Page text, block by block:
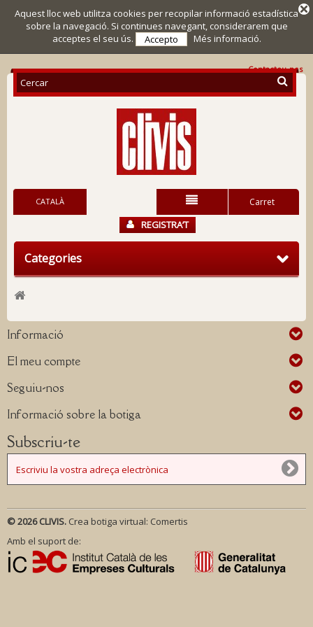
Contacteu-nos
Carret
CATALÀ
REGISTRA’T
Categories
Informació
El meu compte
Seguiu-nos
Informació sobre la botiga
Subscriu-te
Aquest lloc web utilitza cookies per recopilar informació estadística
sobre la navegació. Si continues navegant, considerarem que
acceptes el seu ús.
Accepto Més informació.
© 2026 CLIVIS. Crea botiga virtual: Comertis
Amb el suport de: